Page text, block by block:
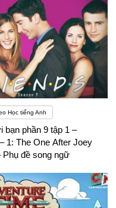
Học tiếng Anh
bạn phần 9 tập 1 –
1: The One After Joey
đề song ngữ